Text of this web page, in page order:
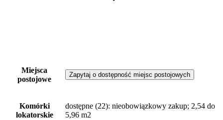
Miejsca
postojowe
Zapytaj o dostępność miejsc postojowych
Komórki
lokatorskie
dostępne (22): nieobowiązkowy zakup; 2,54 do
5,96 m2